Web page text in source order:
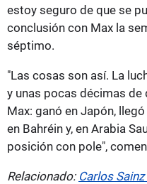
estoy seguro de que se
conclusión con Max la
séptimo.
"Las cosas son así. La
y unas pocas décimas de
Max: ganó en Japón,
en Bahréin y, en Arabia
posición con pole",
Relacionado: Carlos